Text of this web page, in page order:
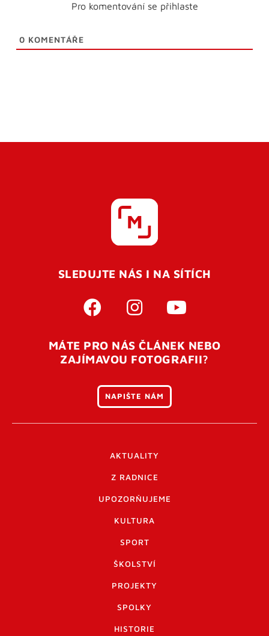
Pro komentování se přihlaste
0 KOMENTÁŘE
SLEDUJTE NÁS I NA SÍTÍCH
MÁTE PRO NÁS ČLÁNEK NEBO
ZAJÍMAVOU FOTOGRAFII?
NAPIŠTE NÁM
AKTUALITY
Z RADNICE
UPOZORŇUJEME
KULTURA
SPORT
ŠKOLSTVÍ
PROJEKTY
SPOLKY
HISTORIE